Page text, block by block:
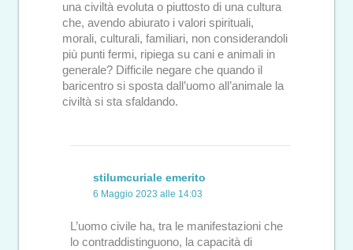
una civiltà evoluta o piuttosto di una cultura
che, avendo abiurato i valori spirituali,
morali, culturali, familiari, non considerandoli
più punti fermi, ripiega su cani e animali in
generale? Difficile negare che quando il
baricentro si sposta dall’uomo all’animale la
civiltà si sta sfaldando.
stilumcuriale emerito
6 Maggio 2023 alle 14:03
L’uomo civile ha, tra le manifestazioni che
lo contraddistinguono, la capacità di